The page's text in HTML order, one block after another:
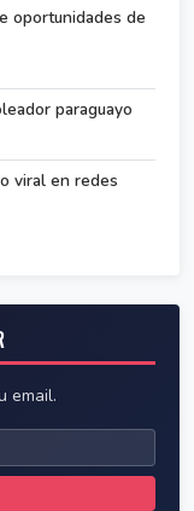
oportunidades de
paraguayo
viral en redes
email.